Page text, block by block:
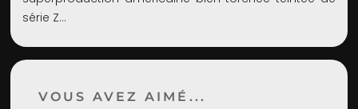
série Z...
VOUS AVEZ AIMÉ...